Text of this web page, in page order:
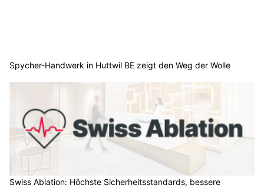
Spycher-Handwerk in Huttwil BE zeigt den Weg der Wolle
Swiss Ablation: Höchste Sicherheitsstandards, bessere